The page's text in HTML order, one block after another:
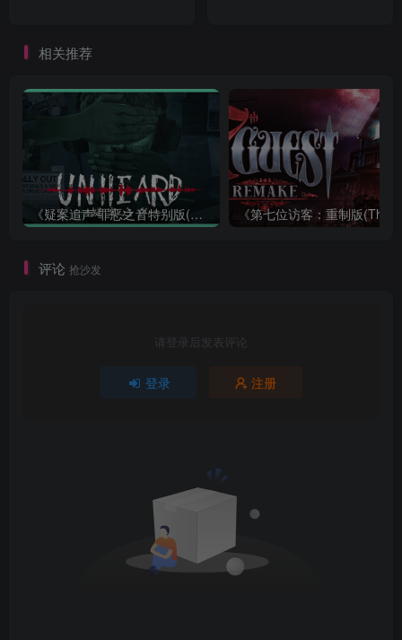
相关推荐
《疑案追声 罪恶之音特别版(Unheard: Voices of Crime Edition)》|BUILD 11111643+全DLC|中文
评论 抢沙发
请登录后发表评论
登录 注册